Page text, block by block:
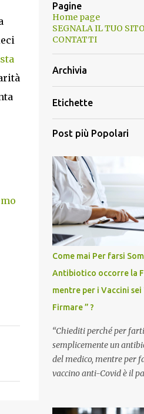
Pagine
Home page
SEGNALA IL TUO
CONTATTI
Archivia
Etichette
Post più Popolari
Come mai Per farsi
Antibiotico occorre la
mentre per i Vaccini sei
Firmare ” ?
“Chiediti perché per
semplicemente un
del medico, mentre per
vaccino anti-Covid è il